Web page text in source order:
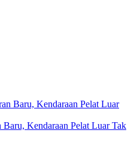
Kendaraan Pelat Luar Tak